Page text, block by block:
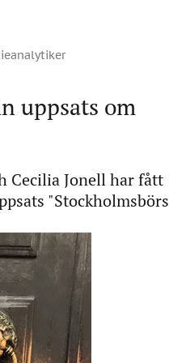
uppsats om
Cecilia Jonell har fått